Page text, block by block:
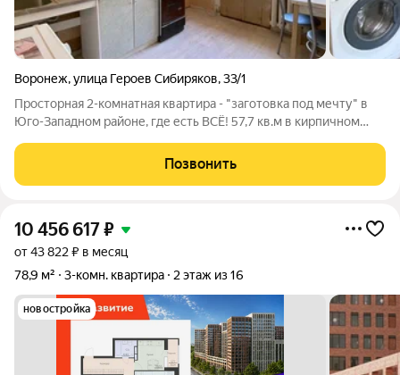
Воронеж,улица Героев Сибиряков,33/1
Просторная 2-комнатная квартира - "заготовка под мечту" в
Юго-Западном районе, где есть ВСЁ! 57,7 кв.м в кирпичном
заменены на новые). Планировка "на 5+" В квартире тепло,
установлены
Позвонить
10 456 617₽
от 43 822 ₽ в месяц
78,9 м²
3-комн. квартира 2 этаж из 16
новостройка